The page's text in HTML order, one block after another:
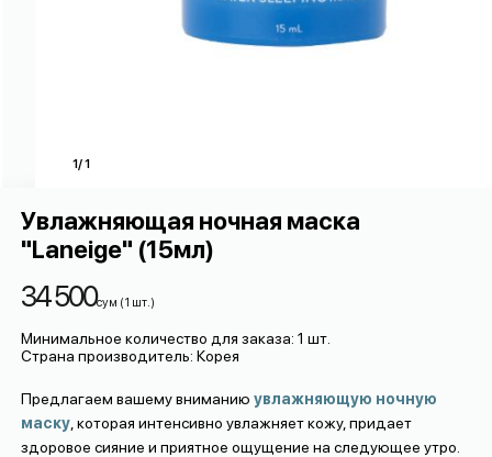
Увлажняющая ночная маска
"Laneige" (15мл)
34 500сум (1 шт. )
Минимальное количество для заказа: 1 шт.
Страна производитель: Корея
Предлагаем вашему вниманию увлажняющую ночную
маску, которая интенсивно увлажняет кожу, придает
здоровое сияние и приятное ощущение на следующее утро.